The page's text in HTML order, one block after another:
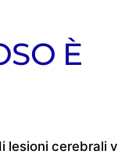
È
lesioni cerebrali